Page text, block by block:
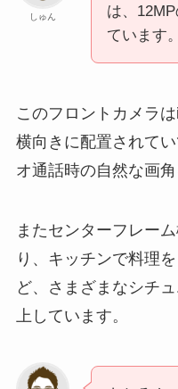
しゅん
は、
ています。
このフロントカメラ
横向きに配置されて
オ通話時の自然な画
またセンターフレー
り、キッチンで料理
ど、さまざまなシチ
上しています。